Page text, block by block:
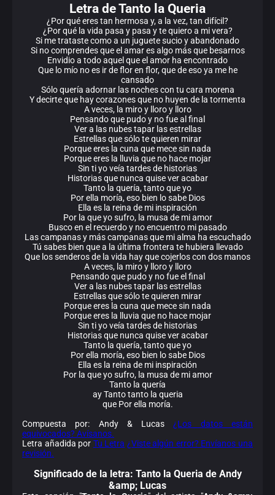
Letra de Tanto la Queria
¿Por qué eres tan hermosa y, a la vez, tan difícil?
¿Por qué la vida pasa y pasa y te quiero a mi vera?
Si me trataste como a un juguete sucio y abandonado
Si no comprendes que el amar es algo más que besarnos
Envidio a todo aquel que el amor ha encontrado
Que lo mío no es ir de flor en flor, que de eso ya me he
cansado
Sólo quería adornar las noches con tu cara morena
Y decirte que hay corazones que no huyen de la tormenta
A veces, la miro y lloro y lloro
Pensando que pudo y no fue al final
Ver a las nubes tapar las estrellas
Estrellas que sólo te quieren mirar
Porque eres la cuna que mece sin nada
Porque eres la lluvia que no hace mojar
Sin ti yo veía tardes de historias
Historias que nunca quise ver acabar
Tanto la quería, tanto que yo
Por ella moría, eso bien lo sabe Dios
Ella es la reina de mi inspiración
Por la que yo sufro, la musa de mi amor
Busco en el recuerdo y no encuentro mi pasado
Las campanas y más campanas que mi alma ha escuchado
Tú sabes bien que a la última frontera te hubiera llevado
Que los senderos de la vida hay que cojerlos con dos manos
A veces, la miro y lloro y lloro
Pensando que pudo y no fue el final
Ver a las nubes tapar las estrellas
Estrellas que sólo te quieren mirar
Porque eres la cuna que mece sin nada
Porque eres la lluvia que no hace mojar
Sin ti yo veía tardes de historias
Historias que nunca quise ver acabar
Tanto la quería, tanto que yo
Por ella moría, eso bien lo sabe Dios
Ella es la reina de mi inspiración
Por la que yo sufro, la musa de mi amor
Tanto la quería
ay Tanto tanto la queria
que Por ella moría.
Compuesta por: Andy & Lucas¿Los datos están
equivocados? Avísanos.
Letra añadida por Tu Letra ¿Viste algún error? Envíanos una
revisión.
Significado de la letra: Tanto la Queria de Andy
&amp; Lucas